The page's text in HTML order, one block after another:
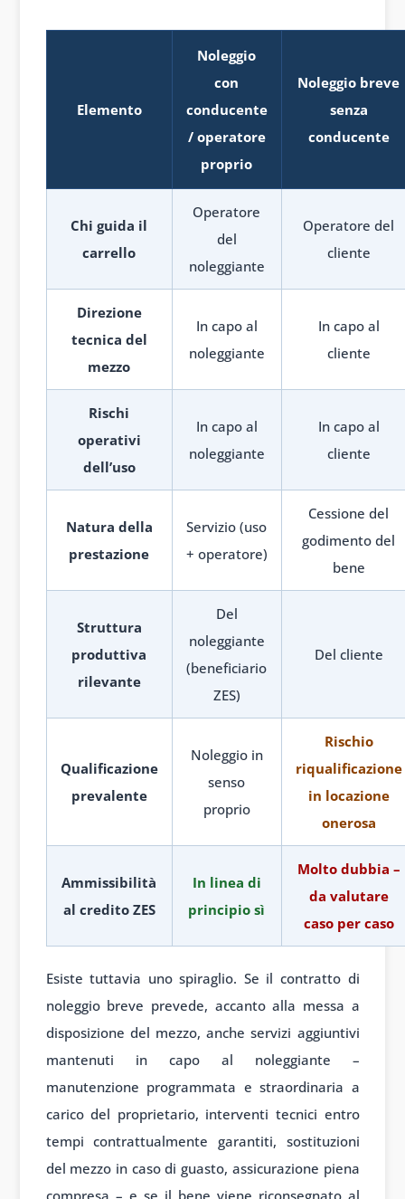
Elemento
Noleggio
con
conducente
/ operatore
proprio
Noleggio breve
senza
conducente
Chi guida il
carrello
Operatore
del
noleggiante
Operatore del
cliente
Direzione
tecnica del
mezzo
In capo al
noleggiante
In capo al
cliente
Rischi
operativi
dell’uso
In capo al
noleggiante
In capo al
cliente
Natura della
prestazione
Servizio (uso
+ operatore)
Cessione del
godimento del
bene
Struttura
produttiva
rilevante
Del
noleggiante
(beneficiario
ZES)
Del cliente
Qualificazione
prevalente
Noleggio in
senso
proprio
Rischio
riqualificazione
in locazione
onerosa
Ammissibilità
al credito ZES
In linea di
principio sì
Molto dubbia –
da valutare
caso per caso
Esiste tuttavia uno spiraglio. Se il contratto di
noleggio breve prevede, accanto alla messa a
disposizione del mezzo, anche servizi aggiuntivi
mantenuti in capo al noleggiante –
manutenzione programmata e straordinaria a
carico del proprietario, interventi tecnici entro
tempi contrattualmente garantiti, sostituzioni
del mezzo in caso di guasto, assicurazione piena